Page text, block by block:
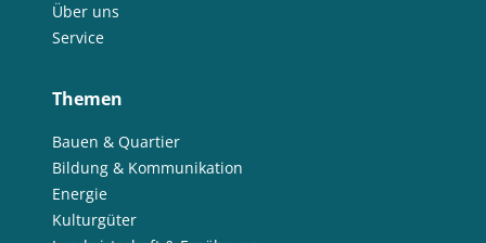
Über uns
Service
Themen
Bauen & Quartier
Bildung & Kommunikation
Energie
Kulturgüter